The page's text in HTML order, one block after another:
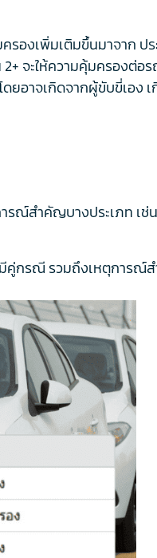
องเพิ่มเติมขึ้นมาจาก ป
จะให้ความคุ้มครองต่อ
อาจเกิดจากผู้ขับขี่เอง
สำคัญบางประเภท เช่
กรณี รวมถึงเหตุการณ์ส